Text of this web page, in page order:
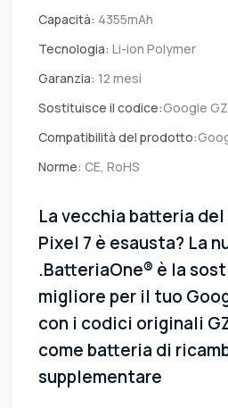
Capacità: 4355mAh
Tecnologia: Li-ion Polymer
Garanzia: 12 mesi
Sostituisce il codice:Google
Compatibilità del prodotto:
Norme: CE, RoHS
La vecchia batteria
Pixel 7 è esausta? La
.BatteriaOne® è la
migliore per il tuo
con i codici originali
come batteria di
supplementare